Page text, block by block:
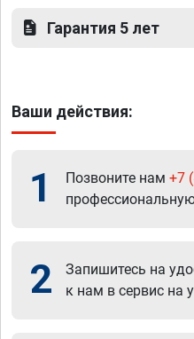
Гарантия 5 лет
Ваши действия:
1 Позвоните нам +7
2
Запишитесь на
к нам в сервис на